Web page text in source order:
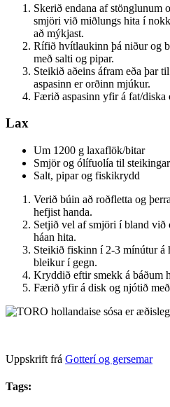
Skerið endana af stönglunum
smjöri við miðlungs hita í
að mýkjast.
Rífið hvítlaukinn þá niður og
með salti og pipar.
Steikið aðeins áfram eða þar
aspasinn er orðinn mjúkur.
Færið aspasinn yfir á fat/
Lax
Um 1200 g laxaflök/bitar
Smjör og ólífuolía til steikingar
Salt, pipar og fiskikrydd
Verið búin að roðfletta og
hefjist handa.
Setjið vel af smjöri í bland
háan hita.
Steikið fiskinn í 2-3 mínútur á
bleikur í gegn.
Kryddið eftir smekk á báðum
Færið yfir á disk og njótið með
Uppskrift frá Gotterí og gersemar
Tags: